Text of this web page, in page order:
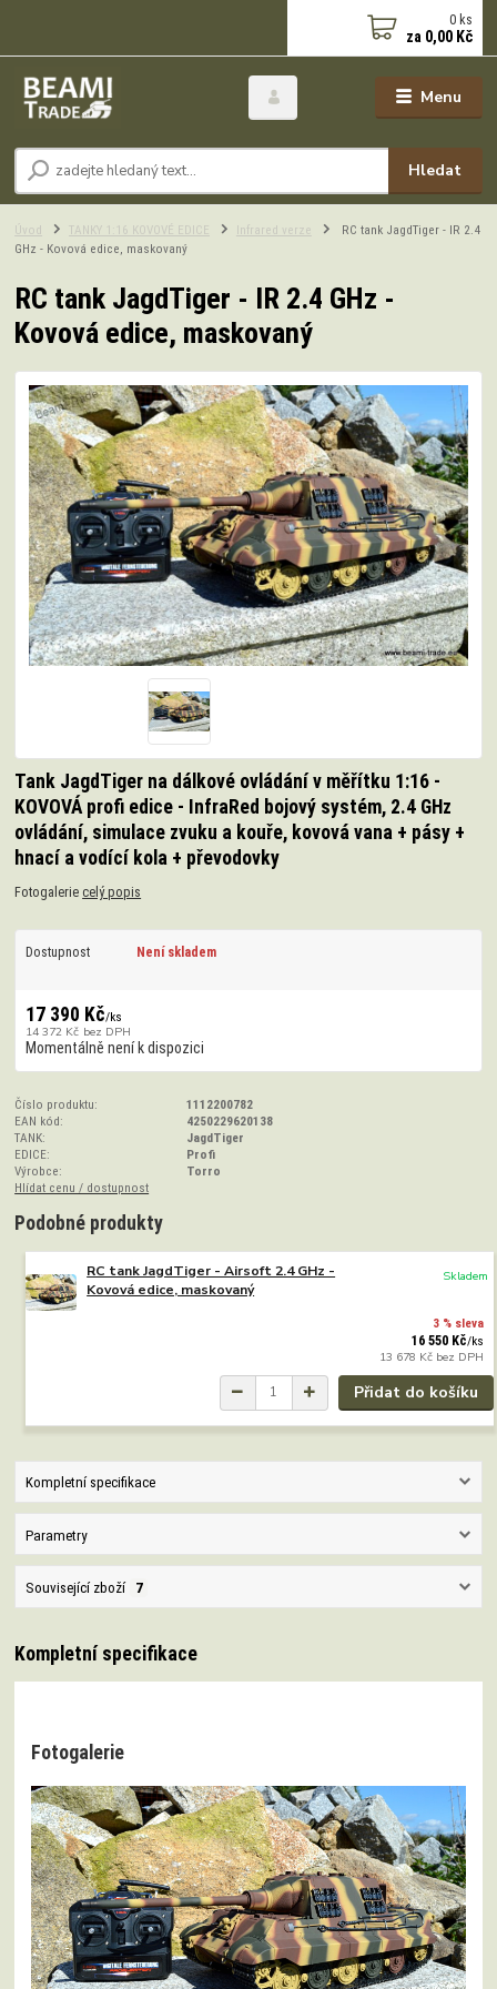
Menu
Hledat
0 ks
za 0,00 Kč
Úvod TANKY 1:16 KOVOVÉ EDICE Infrared verze
RC tank JagdTiger - IR 2.4
GHz - Kovová edice, maskovaný
RC tank JagdTiger - IR 2.4 GHz -
Kovová edice, maskovaný
Tank JagdTiger na dálkové ovládání v měřítku 1:16 -
KOVOVÁ profi edice - InfraRed bojový systém, 2.4 GHz
ovládání, simulace zvuku a kouře, kovová vana + pásy +
hnací a vodící kola + převodovky
Fotogalerie celý popis
Dostupnost Není skladem
17 390 Kč/ks
14 372 Kč bez DPH
Momentálně není k dispozici
Číslo produktu:
1112200782
EAN kód:
4250229620138
TANK:
JagdTiger
EDICE:
Profi
Výrobce:
Torro
Hlídat cenu / dostupnost
Podobné produkty
RC tank JagdTiger - Airsoft 2.4 GHz -
Kovová edice, maskovaný
3 % sleva
16 550 Kč/ks
13 678 Kč bez DPH
Skladem
Přidat do košíku
Kompletní specifikace
Parametry
Související zboží 7
Kompletní specifikace
Fotogalerie